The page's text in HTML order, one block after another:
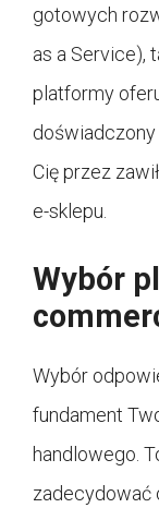
gotowych
as a Service),
platformy
Cię przez
e-sklepu.
Wybór
Wybór
fundament
handlowego.
zadecydować